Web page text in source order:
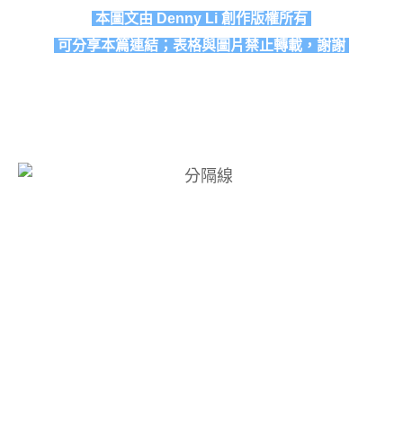
本圖文由 Denny Li 創作版權所有
可分享本篇連結；表格與圖片禁止轉載，謝謝